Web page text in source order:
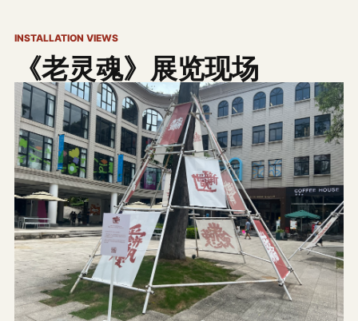
INSTALLATION VIEWS
《老灵魂》展览现场